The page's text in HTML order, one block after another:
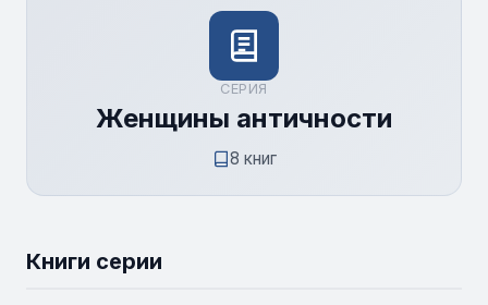
СЕРИЯ
Женщины античности
8 книг
Книги серии